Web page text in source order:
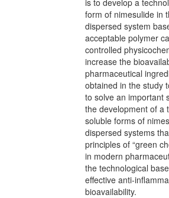
is to develop a
form of nimesulide in
dispersed system
acceptable polymer
controlled
increase the
pharmaceutical
obtained in the study
to solve an important
the development of a
soluble forms of
dispersed systems
principles of “green
in modern
the technological
effective anti-
bioavailability.